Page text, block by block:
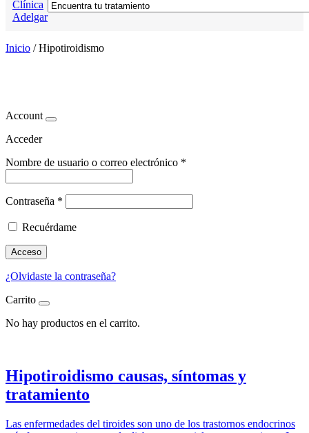
Inicio /Hipotiroidismo
Account
Acceder
Nombre de usuario o correo electrónico *
Contraseña *
Recuérdame
Acceso
¿Olvidaste la contraseña?
Carrito
No hay productos en el carrito.
Hipotiroidismo causas, síntomas y
tratamiento
Las enfermedades del tiroides son uno de los trastornos endocrinos